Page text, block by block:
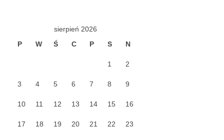
Pożegnanie Ks. Mateusza 29.06.2025
Zakończenie Oktawy Bożego Ciała
sierpień 2026
P
W Ś C P S N
1 2
3 4 5 6 7 8 9
10 11 12 13 14 15 16
17 18 19 20 21 22 23